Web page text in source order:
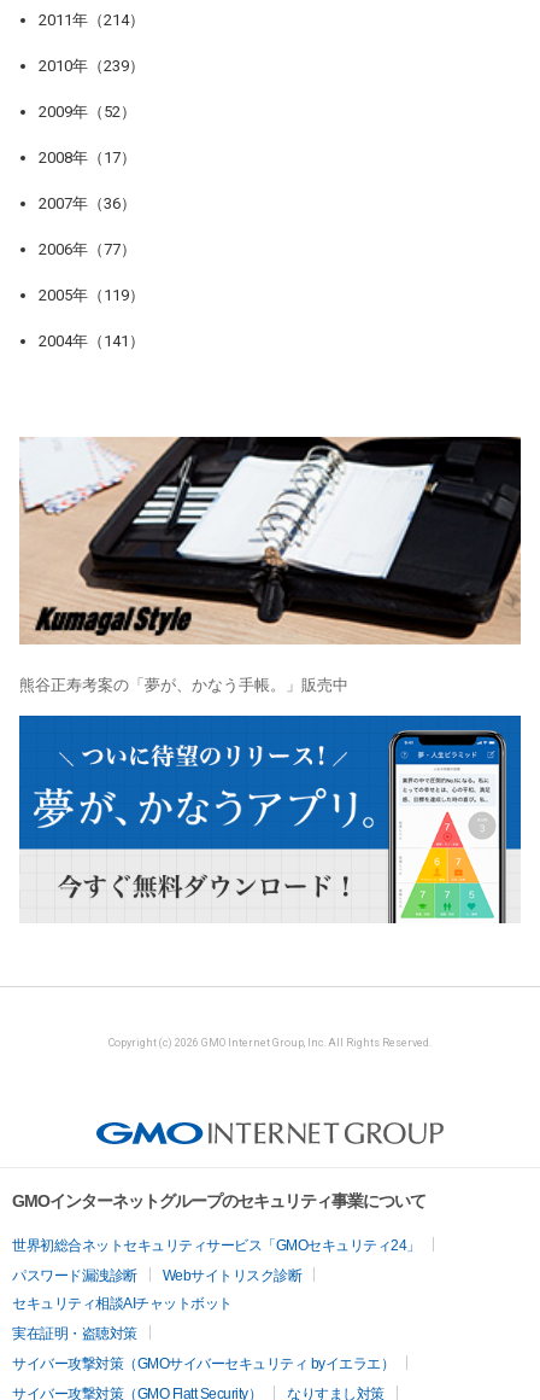
2011年（214）
2010年（239）
2009年（52）
2008年（17）
2007年（36）
2006年（77）
2005年（119）
2004年（141）
熊谷正寿考案の「夢が、かなう手帳。」販売中
Copyright (c) 2026 GMO Internet Group, Inc. All Rights Reserved.
GMOインターネットグループのセキュリティ事業について
世界初総合ネットセキュリティサービス「GMOセキュリティ24」
パスワード漏洩診断
Webサイトリスク診断
セキュリティ相談AIチャットボット
実在証明・盗聴対策
サイバー攻撃対策（GMOサイバーセキュリティ byイエラエ）
サイバー攻撃対策（GMO Flatt Security）
なりすまし対策